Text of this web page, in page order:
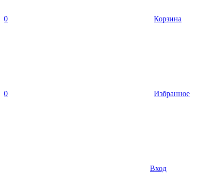
0 Корзина
0 Избранное
Вход